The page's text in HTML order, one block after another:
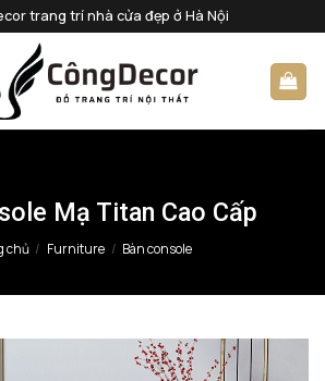
trang trí nhà cửa đẹp ở Hà Nội
Mạ Titan Cao Cấp
chủ / Furniture / Bàn console